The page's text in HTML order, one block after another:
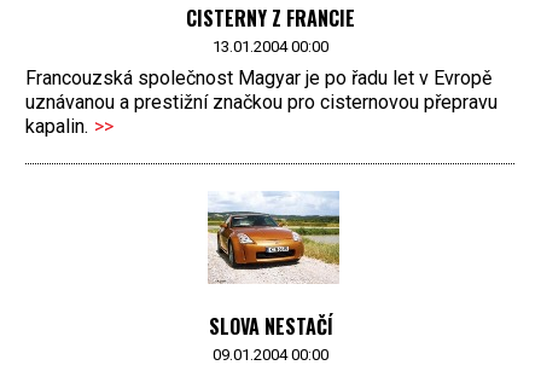
CISTERNY Z FRANCIE
13.01.2004 00:00
Francouzská společnost Magyar je po řadu let v Evropě
uznávanou a prestižní značkou pro cisternovou přepravu
kapalin. >>
SLOVA NESTAČÍ
09.01.2004 00:00